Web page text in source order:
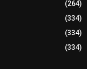
(264)
(334)
(334)
(334)